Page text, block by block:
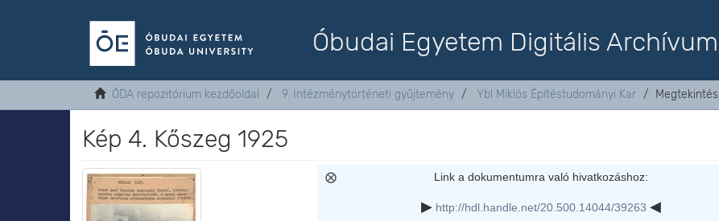
Óbudai Egyetem Digitális Archívum
ÓDA repozitórium kezdőoldal 9. Intézménytörténeti gyűjtemény Ybl Miklós Építéstudományi Kar Megtekintés
Kép 4. Kőszeg 1925
Link a dokumentumra való hivatkozáshoz:
http://hdl.handle.net/20.500.14044/39263